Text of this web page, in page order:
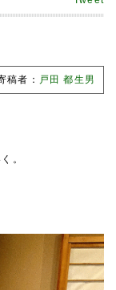
稿者： 戸田 都生男
。